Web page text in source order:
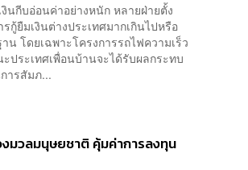
นกีบอ่อนค่าอย่างหนัก หลายฝ่ายตั้ง
ยืมเงินต่างประเทศมากเกินไปหรือ
โดยเฉพาะโครงการรถไฟความเร็ว
ประเทศเพื่อนบ้านจะได้รับผลกระทบ
ารสัมภ...
มวลมนุษยชาติ คุ้มค่าการลงทุน